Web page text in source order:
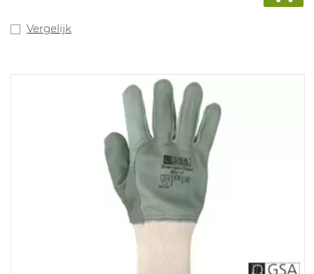
Vergelijk